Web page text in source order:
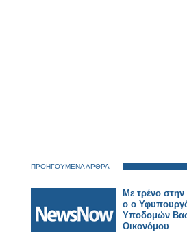
ΠΡΟΗΓΟΥΜΕΝΑ ΑΡΘΡΑ
Με τρένο
ο ο
Υποδομών
Οικονόμου